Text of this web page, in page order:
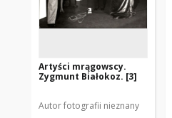
Artyści mrągowscy.
Zygmunt Białokoz. [3]
Autor fotografii nieznany